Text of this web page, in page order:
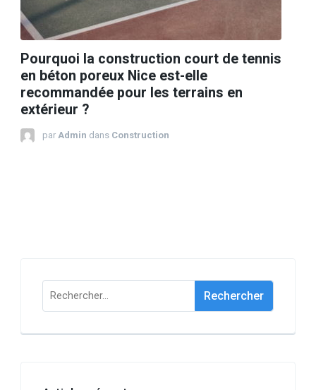
Pourquoi la construction court de tennis
en béton poreux Nice est-elle
recommandée pour les terrains en
extérieur ?
par Admin dans Construction
Rechercher :